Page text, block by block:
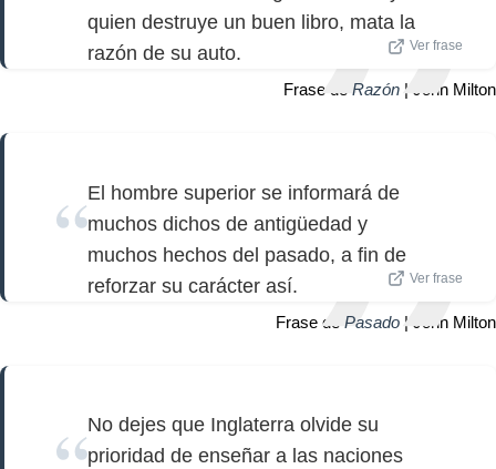
quien destruye un buen libro, mata la
razón de su auto.
Ver frase
Frase de Razón | John Milton
El hombre superior se informará de
muchos dichos de antigüedad y
muchos hechos del pasado, a fin de
reforzar su carácter así.
Ver frase
Frase de Pasado | John Milton
No dejes que Inglaterra olvide su
prioridad de enseñar a las naciones